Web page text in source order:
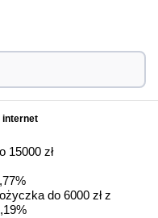
internet
15000 zł
do 6000 zł z